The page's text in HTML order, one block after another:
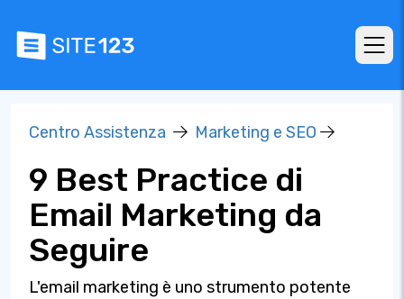
Centro Assistenza Marketing e SEO
9 Best Practice di
Email Marketing da
Seguire
L'email marketing è uno strumento potente